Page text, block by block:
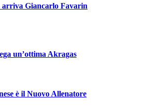
arriva Giancarlo Favarin
un’ottima Akragas
è il Nuovo Allenatore